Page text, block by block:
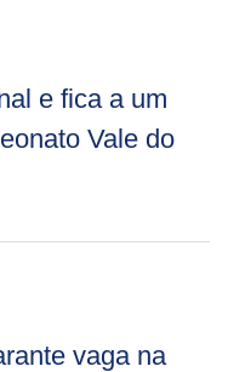
e fica a um
Vale do
vaga na